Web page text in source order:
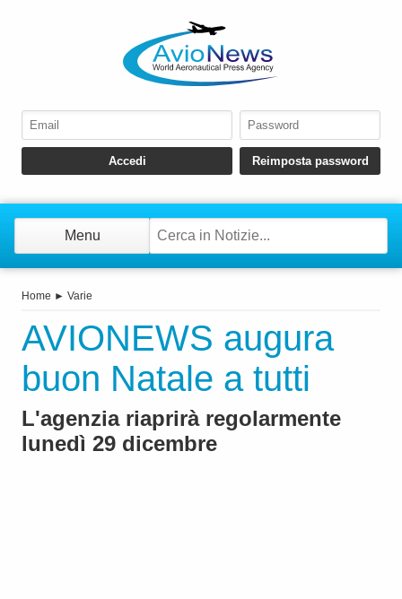
Menu
Home ► Varie
AVIONEWS augura
buon Natale a tutti
L'agenzia riaprirà regolarmente
lunedì 29 dicembre